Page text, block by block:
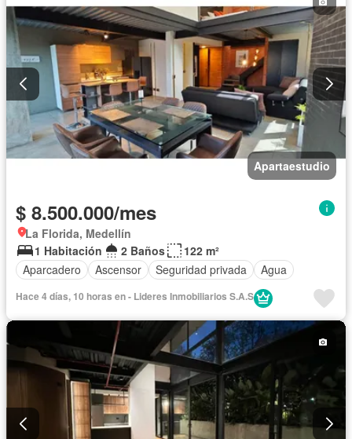
Apartaestudio
$ 8.500.000/mes
La Florida, Medellín
1 Habitación
2 Baños
122 m²
Aparcadero
Ascensor Seguridad privada Agua
Hace 4 días, 10 horas en - Lideres Inmobiliarios S.A.S